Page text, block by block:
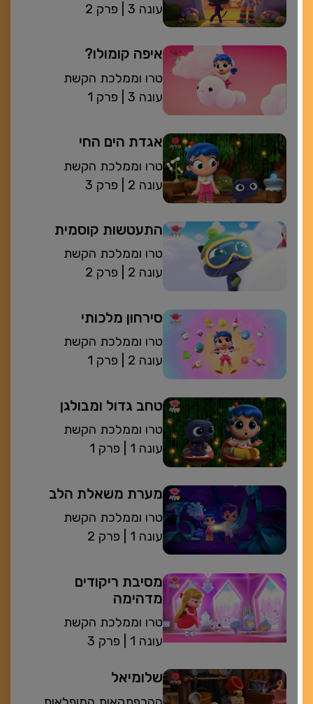
פרק 2
| עונה 3
איפה קומולו?
טרו וממלכת הקשת
פרק 1
| עונה 3
אגדת הים החי
טרו וממלכת הקשת
פרק 3
| עונה 2
התעטשות קוסמית
טרו וממלכת הקשת
פרק 2
| עונה 2
סירחון מלכותי
טרו וממלכת הקשת
פרק 1
| עונה 2
טחב גדול ומבולגן
טרו וממלכת הקשת
פרק 1
| עונה 1
מערת משאלת הלב
טרו וממלכת הקשת
פרק 2
| עונה 1
מסיבת ריקודים
מדהימה
טרו וממלכת הקשת
פרק 3
| עונה 1
שלומיאל